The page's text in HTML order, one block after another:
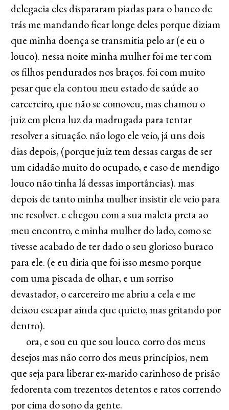
delegacia eles dispararam piadas para o banco de
trás me mandando ficar longe deles porque diziam
que minha doença se transmitia pelo ar (e eu o
louco). nessa noite minha mulher foi me ter com
os filhos pendurados nos braços. foi com muito
pesar que ela contou meu estado de saúde ao
carcereiro, que não se comoveu, mas chamou o
juiz em plena luz da madrugada para tentar
resolver a situação. não logo ele veio, já uns dois
dias depois, (porque juiz tem dessas cargas de ser
um cidadão muito do ocupado, e caso de mendigo
louco não tinha lá dessas importâncias). mas
depois de tanto minha mulher insistir ele veio para
me resolver. e chegou com a sua maleta preta ao
meu encontro, e minha mulher do lado, como se
tivesse acabado de ter dado o seu glorioso buraco
para ele. (e eu diria que foi isso mesmo porque
com uma piscada de olhar, e um sorriso
devastador, o carcereiro me abriu a cela e me
deixou escapar ainda que quieto, mas gritando por
dentro).
ora, e sou eu que sou louco. corro dos meus
desejos mas não corro dos meus princípios, nem
que seja para liberar ex-marido carinhoso de prisão
fedorenta com trezentos detentos e ratos correndo
por cima do sono da gente.